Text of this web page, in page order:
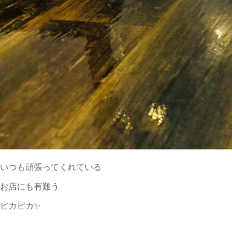
いつも頑張ってくれている
お店にも有難う
ピカピカ✨